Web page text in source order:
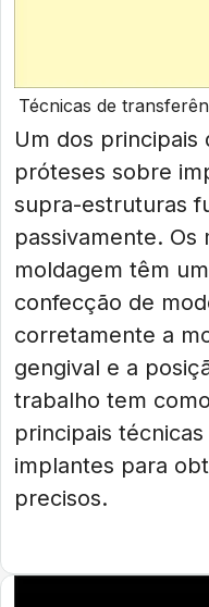
Técnicas de
Um dos principais
próteses sobre
supra-estruturas
passivamente. Os
moldagem têm
confecção de
corretamente a
gengival e a
trabalho tem
principais
implantes para
precisos.